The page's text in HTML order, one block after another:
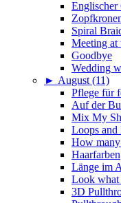
Englischer
Spiral
Meeting at
Goodbye
Wedding
► August (11)
Pflege für
Auf der
Mix My
Loops and
How many
Haarfarben
Länge im
Look what
3D